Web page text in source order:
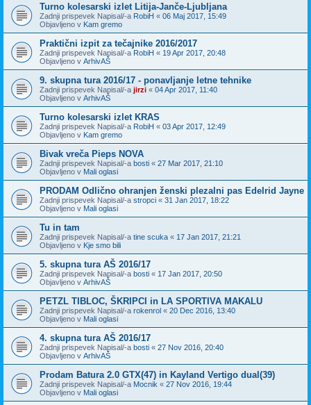
Turno kolesarski izlet Litija-Janče-Ljubljana
Zadnji prispevek Napisal/-a RobiH « 06 Maj 2017, 15:49
Objavljeno v Kam gremo
Praktični izpit za tečajnike 2016/2017
Zadnji prispevek Napisal/-a RobiH « 19 Apr 2017, 20:48
Objavljeno v ArhivAŠ
9. skupna tura 2016/17 - ponavljanje letne tehnike
Zadnji prispevek Napisal/-a jirzi « 04 Apr 2017, 11:40
Objavljeno v ArhivAŠ
Turno kolesarski izlet KRAS
Zadnji prispevek Napisal/-a RobiH « 03 Apr 2017, 12:49
Objavljeno v Kam gremo
Bivak vreča Pieps NOVA
Zadnji prispevek Napisal/-a bosti « 27 Mar 2017, 21:10
Objavljeno v Mali oglasi
PRODAM Odlično ohranjen ženski plezalni pas Edelrid Jayne
Zadnji prispevek Napisal/-a stropci « 31 Jan 2017, 18:22
Objavljeno v Mali oglasi
Tu in tam
Zadnji prispevek Napisal/-a tine scuka « 17 Jan 2017, 21:21
Objavljeno v Kje smo bili
5. skupna tura AŠ 2016/17
Zadnji prispevek Napisal/-a bosti « 17 Jan 2017, 20:50
Objavljeno v ArhivAŠ
PETZL TIBLOC, ŠKRIPCI in LA SPORTIVA MAKALU
Zadnji prispevek Napisal/-a rokenrol « 20 Dec 2016, 13:40
Objavljeno v Mali oglasi
4. skupna tura AŠ 2016/17
Zadnji prispevek Napisal/-a bosti « 27 Nov 2016, 20:40
Objavljeno v ArhivAŠ
Prodam Batura 2.0 GTX(47) in Kayland Vertigo dual(39)
Zadnji prispevek Napisal/-a Mocnik « 27 Nov 2016, 19:44
Objavljeno v Mali oglasi